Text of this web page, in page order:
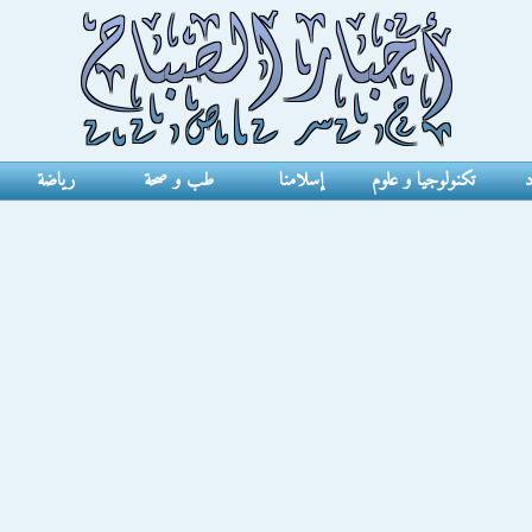
تكنولوجيا و علوم إسلامنا طب و صحة رياضة